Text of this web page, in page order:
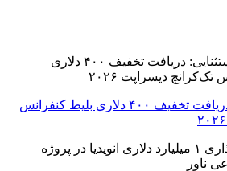
فرصت استثنایی: دریافت تخفیف ۴۰۰ دلاری بلیط کنفرانس